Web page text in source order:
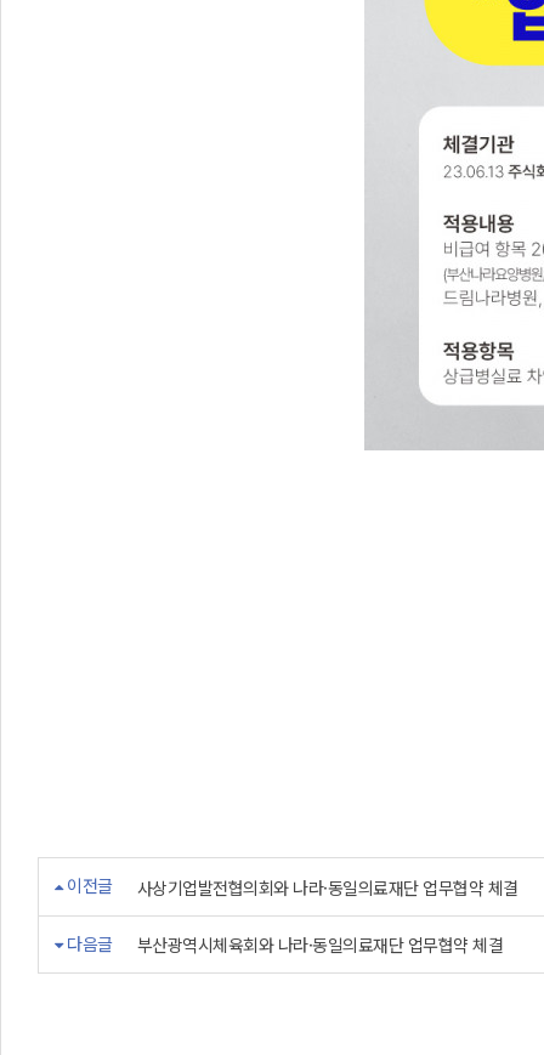
이전글 사상기업발전협의회와 나라·동일의료재단 업무협약 체결
다음글 부산광역시체육회와 나라·동일의료재단 업무협약 체결